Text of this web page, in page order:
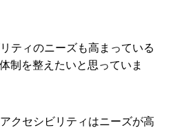
ティのニーズも高まっている
制を整えたいと思っていま
クセシビリティはニーズが高